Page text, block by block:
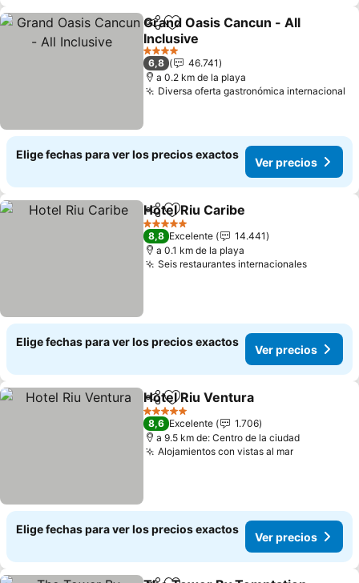
CompartirAgregar a favoritos
Grand Oasis Cancun - All
Inclusive
Ver precios
4 Estrellas
6,8
46.741
a 0.2 km de la playa
Diversa oferta gastronómica internacional
Elige fechas para ver los precios exactos
Ver precios
CompartirAgregar a favoritos
Hotel Riu Caribe
5 Estrellas
8,8 Excelente
14.441
a 0.1 km de la playa
Seis restaurantes internacionalesVer
Elige fechas para ver los precios exactos
Ver precios
CompartirAgregar a favoritos
Hotel Riu Ventura
5 Estrellas
8,6 Excelente
1.706
a 9.5 km de: Centro de la ciudad
Alojamientos con vistas al marVer
Elige fechas para ver los precios exactos
Ver precios